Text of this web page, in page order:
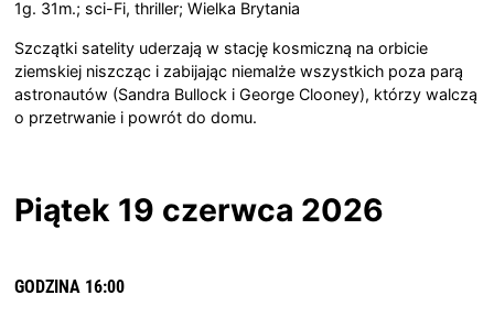
1g. 31m.; sci-Fi, thriller; Wielka Brytania
Szczątki satelity uderzają w stację kosmiczną na orbicie
ziemskiej niszcząc i zabijając niemalże wszystkich poza parą
astronautów (Sandra Bullock i George Clooney), którzy walczą
o przetrwanie i powrót do domu.
Piątek 19 czerwca 2026
GODZINA 16:00